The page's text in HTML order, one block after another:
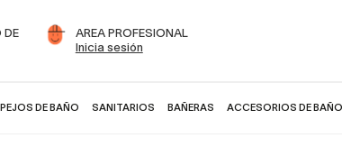
DE
AREA PROFESIONAL
Inicia sesión
DE BAÑO SANITARIOS BAÑERAS ACCESORIOS DE BAÑO